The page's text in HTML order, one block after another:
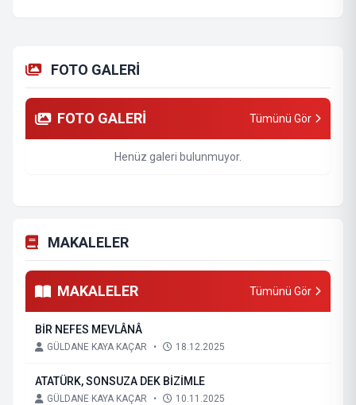
FOTO GALERİ
FOTO GALERİ Tümünü Gör
Henüz galeri bulunmuyor.
MAKALELER
MAKALELER Tümünü Gör
BİR NEFES MEVLÂNÂ
GÜLDANE KAYA KAÇAR • 18.12.2025
ATATÜRK, SONSUZA DEK BİZİMLE
GÜLDANE KAYA KAÇAR • 10.11.2025